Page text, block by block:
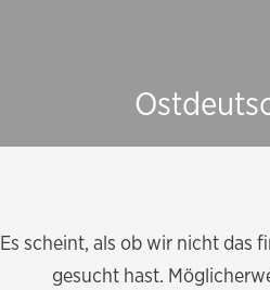
Es scheint, als ob wir nicht das
gesucht hast.